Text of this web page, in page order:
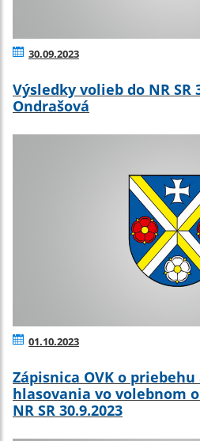
30.09.2023
Výsledky volieb do NR SR
Ondrašová
01.10.2023
Zápisnica OVK o
hlasovania vo volebnom
NR SR 30.9.2023